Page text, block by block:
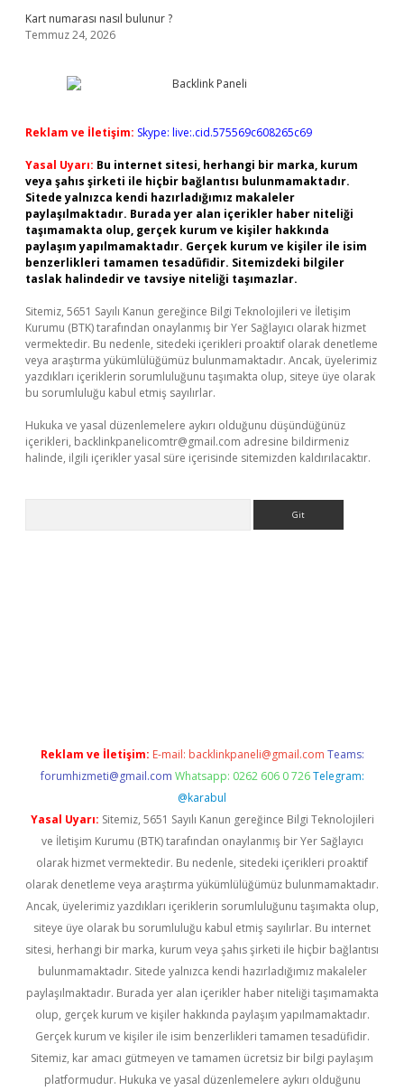
Kart numarası nasıl bulunur ?
Temmuz 24, 2026
Reklam ve İletişim: Skype: live:.cid.575569c608265c69
Yasal Uyarı: Bu internet sitesi, herhangi bir marka, kurum
veya şahıs şirketi ile hiçbir bağlantısı bulunmamaktadır.
Sitede yalnızca kendi hazırladığımız makaleler
paylaşılmaktadır. Burada yer alan içerikler haber niteliği
taşımamakta olup, gerçek kurum ve kişiler hakkında
paylaşım yapılmamaktadır. Gerçek kurum ve kişiler ile isim
benzerlikleri tamamen tesadüfidir. Sitemizdeki bilgiler
taslak halindedir ve tavsiye niteliği taşımazlar.
Sitemiz, 5651 Sayılı Kanun gereğince Bilgi Teknolojileri ve İletişim
Kurumu (BTK) tarafından onaylanmış bir Yer Sağlayıcı olarak hizmet
vermektedir. Bu nedenle, sitedeki içerikleri proaktif olarak denetleme
veya araştırma yükümlülüğümüz bulunmamaktadır. Ancak, üyelerimiz
yazdıkları içeriklerin sorumluluğunu taşımakta olup, siteye üye olarak
bu sorumluluğu kabul etmiş sayılırlar.
Hukuka ve yasal düzenlemelere aykırı olduğunu düşündüğünüz
içerikleri, backlinkpanelicomtr@gmail.com adresine bildirmeniz
halinde, ilgili içerikler yasal süre içerisinde sitemizden kaldırılacaktır.
Reklam ve İletişim: E-mail: backlinkpaneli@gmail.com Teams:
forumhizmeti@gmail.com Whatsapp: 0262 606 0 726 Telegram:
@karabul
Yasal Uyarı: Sitemiz, 5651 Sayılı Kanun gereğince Bilgi Teknolojileri
ve İletişim Kurumu (BTK) tarafından onaylanmış bir Yer Sağlayıcı
olarak hizmet vermektedir. Bu nedenle, sitedeki içerikleri proaktif
olarak denetleme veya araştırma yükümlülüğümüz bulunmamaktadır.
Ancak, üyelerimiz yazdıkları içeriklerin sorumluluğunu taşımakta olup,
siteye üye olarak bu sorumluluğu kabul etmiş sayılırlar. Bu internet
sitesi, herhangi bir marka, kurum veya şahıs şirketi ile hiçbir bağlantısı
bulunmamaktadır. Sitede yalnızca kendi hazırladığımız makaleler
paylaşılmaktadır. Burada yer alan içerikler haber niteliği taşımamakta
olup, gerçek kurum ve kişiler hakkında paylaşım yapılmamaktadır.
Gerçek kurum ve kişiler ile isim benzerlikleri tamamen tesadüfidir.
Sitemiz, kar amacı gütmeyen ve tamamen ücretsiz bir bilgi paylaşım
platformudur. Hukuka ve yasal düzenlemelere aykırı olduğunu